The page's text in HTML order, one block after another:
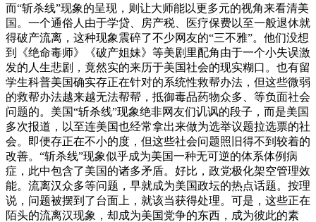
而“斩杀线”现象的呈现，则让大师能以更多元的视角来看清美
国。一个通俗人由于学贷、房产税、医疗保费以至一般退休就
得破产流离，这种现象震碎了不少网友的“三不雅”。他们没想
到《绝命毒师》《破产姐妹》等美剧里配角由于一个小失误激
发的人生悲剧，竟然实的来历于美国社会的现实糊口。也有留
学生科普美国确实存正在针对的系统性救帮办法，但这些微弱
的救帮办法越来越无法帮帮，抵御毒品药物众多、等负面社会
问题的。美国“斩杀线”现象绝非网友们讥讽的段子，而是美国
多次报道，以至连美国也经常拿出来做为选举议题拉选票的社
会。即便存正在不小的度，但这些社会问题照旧得不到较着的
改善。“斩杀线”现象似乎成为美国一种无可逆的体系体例病
症，此中包含了美国的诸多矛盾。好比，政党极化架空管理效
能。流离汉众多等问题，早就成为美国政坛的热点话题。按理
说，问题被摆到了台面上，就该当获得处理。可是，这些正在
陌头的流离汉现象，却成为美国党争的东西，成为彼此的素